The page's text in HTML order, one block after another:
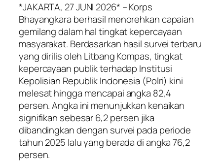
*JAKARTA, 27 JUNI 2026* – Korps
Bhayangkara berhasil menorehkan capaian
gemilang dalam hal tingkat kepercayaan
masyarakat. Berdasarkan hasil survei terbaru
yang dirilis oleh Litbang Kompas, tingkat
kepercayaan publik terhadap Institusi
Kepolisian Republik Indonesia (Polri) kini
melesat hingga mencapai angka 82,4
persen. Angka ini menunjukkan kenaikan
signifikan sebesar 6,2 persen jika
dibandingkan dengan survei pada periode
tahun 2025 lalu yang berada di angka 76,2
persen.